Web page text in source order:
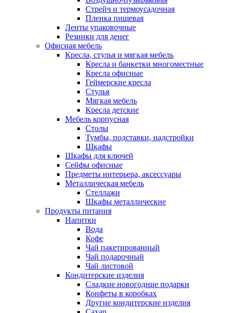
Стрейч и термоусадочная
Пленка пищевая
Ленты упаковочные
Резинки для денег
Офисная мебель
Кресла, стулья и мягкая мебель
Кресла и банкетки многоместные
Кресла офисные
Геймерские кресла
Стулья
Мягкая мебель
Кресла детские
Мебель корпусная
Столы
Тумбы, подставки, надстройки
Шкафы
Шкафы для ключей
Сейфы офисные
Предметы интерьера, аксессуары
Металлическая мебель
Стеллажи
Шкафы металлические
Продукты питания
Напитки
Вода
Кофе
Чай пакетированный
Чай подарочный
Чай листовой
Кондитерские изделия
Сладкие новогодние подарки
Конфеты в коробках
Другие кондитерские изделия